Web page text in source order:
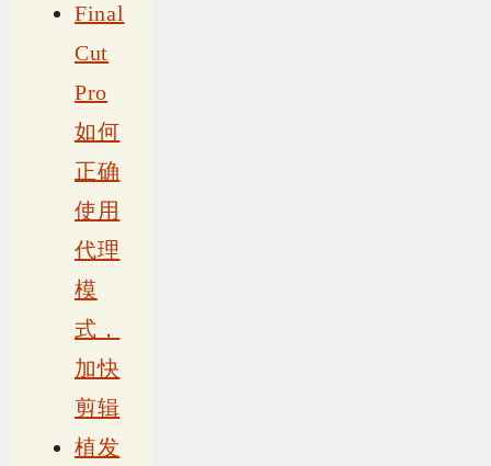
Final
Cut
Pro
如何
正确
使用
代理
模
式，
加快
剪辑
植发